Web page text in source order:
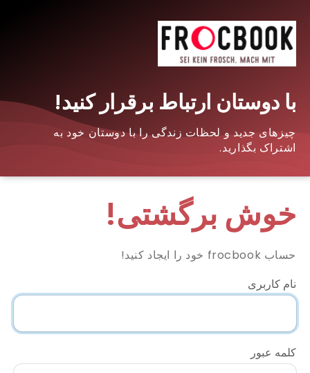
با دوستان ارتباط برقرار کنید!
چیزهای جدید و لحظات زندگی را با دوستان خود به
اشتراک بگذارید.
خوش برگشتی!
حساب frocbook خود را ایجاد کنید!
نام کاربری
کلمه عبور